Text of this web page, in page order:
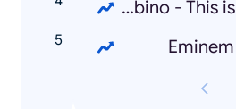
Childish Gambino - This is America